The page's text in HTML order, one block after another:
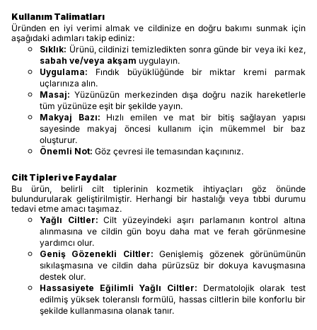
Kullanım Talimatları
Üründen en iyi verimi almak ve cildinize en doğru bakımı sunmak için
aşağıdaki adımları takip ediniz:
Sıklık: Ürünü, cildinizi temizledikten sonra günde bir veya iki kez,
sabah ve/veya akşam uygulayın.
Uygulama: Fındık büyüklüğünde bir miktar kremi parmak
uçlarınıza alın.
Masaj: Yüzünüzün merkezinden dışa doğru nazik hareketlerle
tüm yüzünüze eşit bir şekilde yayın.
Makyaj Bazı: Hızlı emilen ve mat bir bitiş sağlayan yapısı
sayesinde makyaj öncesi kullanım için mükemmel bir baz
oluşturur.
Önemli Not: Göz çevresi ile temasından kaçınınız.
Cilt Tipleri ve Faydalar
Bu ürün, belirli cilt tiplerinin kozmetik ihtiyaçları göz önünde
bulundurularak geliştirilmiştir. Herhangi bir hastalığı veya tıbbi durumu
tedavi etme amacı taşımaz.
Yağlı Ciltler: Cilt yüzeyindeki aşırı parlamanın kontrol altına
alınmasına ve cildin gün boyu daha mat ve ferah görünmesine
yardımcı olur.
Geniş Gözenekli Ciltler: Genişlemiş gözenek görünümünün
sıkılaşmasına ve cildin daha pürüzsüz bir dokuya kavuşmasına
destek olur.
Hassasiyete Eğilimli Yağlı Ciltler: Dermatolojik olarak test
edilmiş yüksek toleranslı formülü, hassas ciltlerin bile konforlu bir
şekilde kullanmasına olanak tanır.